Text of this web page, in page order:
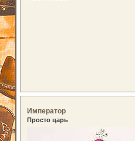
Император
Просто царь